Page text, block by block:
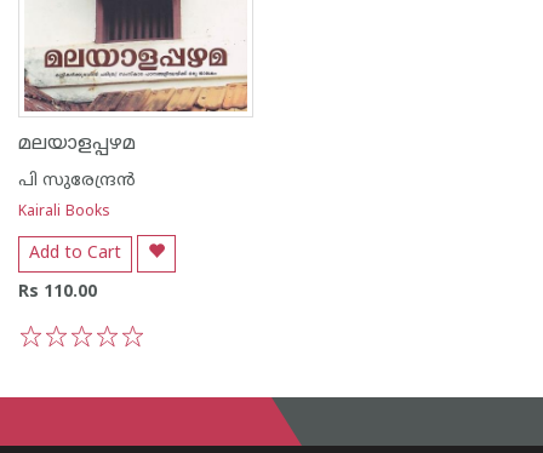
മലയാളപ്പഴമ
പി സുരേന്ദ്രന്‍
Kairali Books
Add to Cart
Rs 110.00